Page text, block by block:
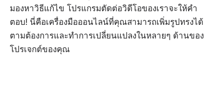
มองหาวิธีแก้ไข โปรแกรมตัดต่อวิดีโอของเราจะให้คำ
ตอบ! นี่คือเครื่องมือออนไลน์ที่คุณสามารถเพิ่มรูปทรงได้
ตามต้องการและทำการเปลี่ยนแปลงในหลายๆ ด้านของ
โปรเจกต์ของคุณ